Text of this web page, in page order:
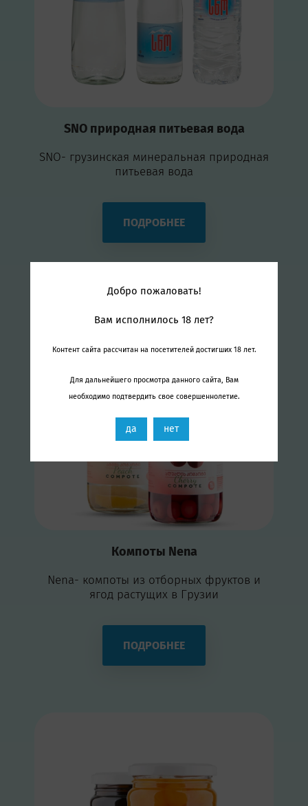
SNO природная питьевая вода
SNO- грузинская минеральная природная
питьевая вода
ПОДРОБНЕЕ
Компоты Nena
Nena- компоты из отборных фруктов и
ягод растущих в Грузии
ПОДРОБНЕЕ
Добро пожаловать!
Вам исполнилось 18 лет?
Контент сайта рассчитан на посетителей достигших 18 лет.
Для дальнейшего просмотра данного cайта, Вам
необходимо подтвердить свое совершеннолетие.
да нет